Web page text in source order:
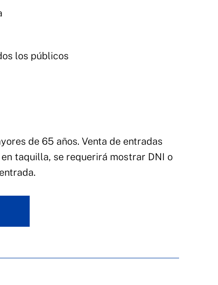
los públicos
de 65 años. Venta de entradas
taquilla, se requerirá mostrar DNI o